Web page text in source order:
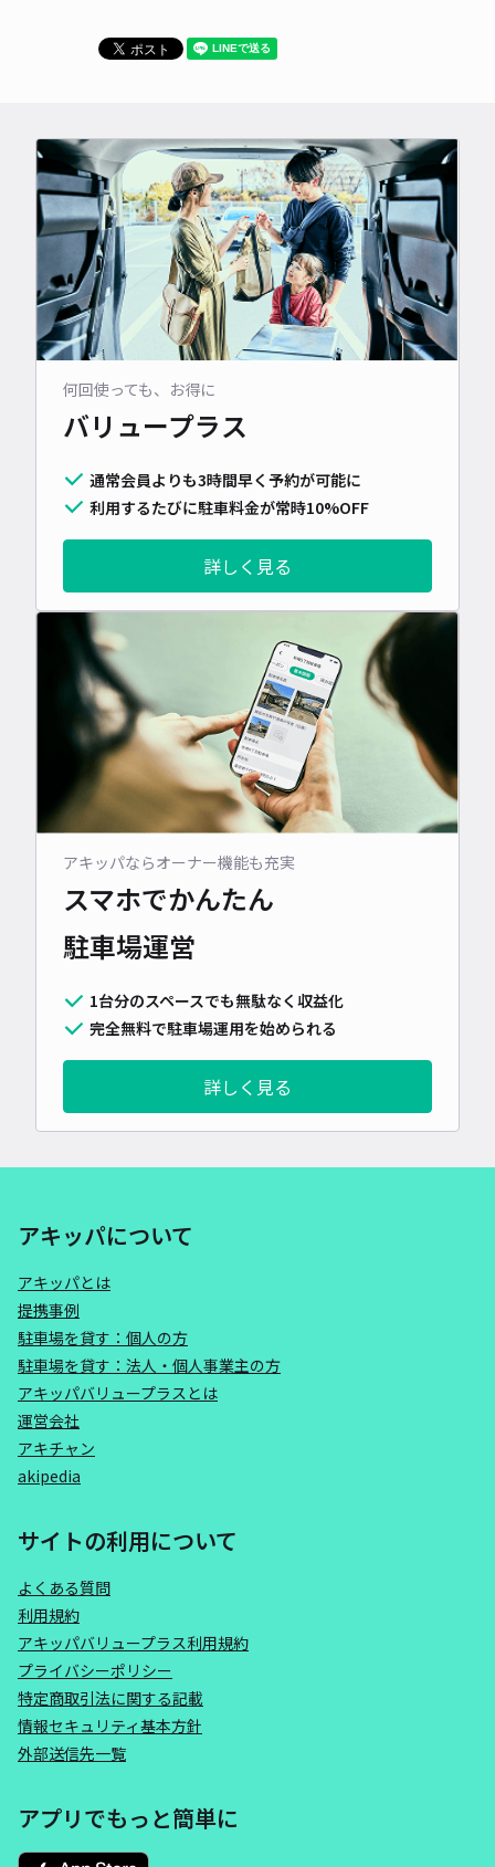
何回使っても、お得に
バリュープラス
通常会員よりも3時間早く予約が可能に
利用するたびに駐車料金が常時10%OFF
詳しく見る
アキッパならオーナー機能も充実
スマホでかんたん
駐車場運営
1台分のスペースでも無駄なく収益化
完全無料で駐車場運用を始められる
詳しく見る
アキッパについて
アキッパとは
提携事例
駐車場を貸す：個人の方
駐車場を貸す：法人・個人事業主の方
アキッパバリュープラスとは
運営会社
アキチャン
akipedia
サイトの利用について
よくある質問
利用規約
アキッパバリュープラス利用規約
プライバシーポリシー
特定商取引法に関する記載
情報セキュリティ基本方針
外部送信先一覧
アプリでもっと簡単に